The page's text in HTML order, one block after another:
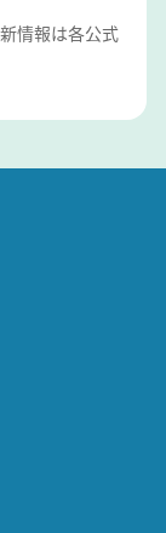
情報は各公式